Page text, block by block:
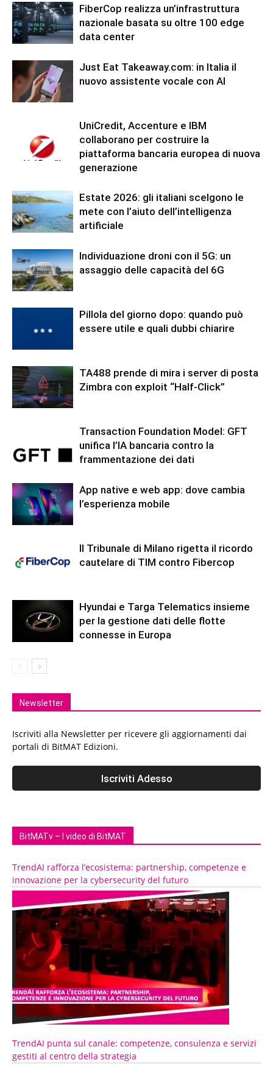
FiberCop realizza un’infrastruttura
nazionale basata su oltre 100 edge
data center
Just Eat Takeaway.com: in Italia il
nuovo assistente vocale con AI
UniCredit, Accenture e IBM
collaborano per costruire la
piattaforma bancaria europea di nuova
generazione
Estate 2026: gli italiani scelgono le
mete con l’aiuto dell’intelligenza
artificiale
Individuazione droni con il 5G: un
assaggio delle capacità del 6G
Pillola del giorno dopo: quando può
essere utile e quali dubbi chiarire
TA488 prende di mira i server di posta
Zimbra con exploit “Half-Click”
Transaction Foundation Model: GFT
unifica l’IA bancaria contro la
frammentazione dei dati
App native e web app: dove cambia
l’esperienza mobile
Il Tribunale di Milano rigetta il ricordo
cautelare di TIM contro Fibercop
Hyundai e Targa Telematics insieme
per la gestione dati delle flotte
connesse in Europa
Newsletter
Iscriviti alla Newsletter per ricevere gli aggiornamenti dai
portali di BitMAT Edizioni.
BitMATv – I video di BitMAT
TrendAI rafforza l’ecosistema: partnership, competenze e
innovazione per la cybersecurity del futuro
TrendAI punta sul canale: competenze, consulenza e servizi
gestiti al centro della strategia